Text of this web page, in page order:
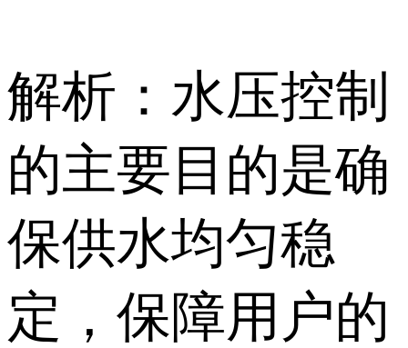
解析：水压控制
的主要目的是确
保供水均匀稳
定，保障用户的